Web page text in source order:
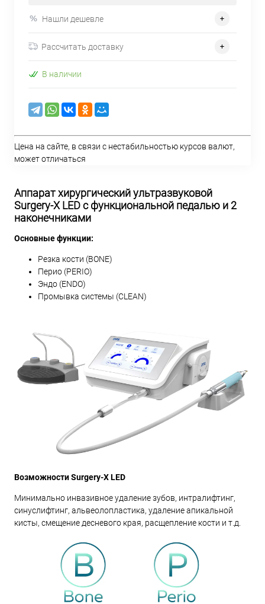
Нашли дешевле
Рассчитать доставку
В наличии
Цена на сайте, в связи с нестабильностью курсов валют,
может отличаться
Аппарат хирургический ультразвуковой
Surgery-X LED с функциональной педалью и 2
наконечниками
Основные функции:
Резка кости (BONE)
Перио (PERIO)
Эндо (ENDO)
Промывка системы (CLEAN)
Возможности Surgery-X LED
Минимально инвазивное удаление зубов, интралифтинг,
синуслифтинг, альвеолопластика, удаление апикальной
кисты, смещение десневого края, расщепление кости и т.д.